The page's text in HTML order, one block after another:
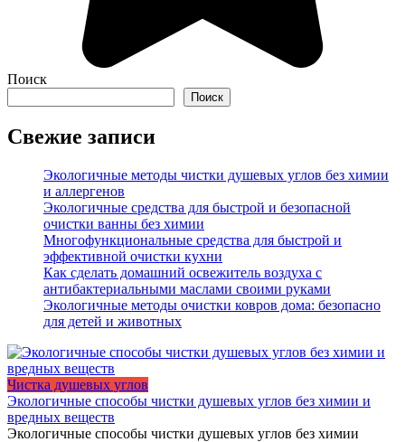
Поиск
Поиск
Свежие записи
Экологичные методы чистки душевых углов без химии
и аллергенов
Экологичные средства для быстрой и безопасной
очистки ванны без химии
Многофункциональные средства для быстрой и
эффективной очистки кухни
Как сделать домашний освежитель воздуха с
антибактериальными маслами своими руками
Экологичные методы очистки ковров дома: безопасно
для детей и животных
Чистка душевых углов
Экологичные способы чистки душевых углов без химии и
вредных веществ
Экологичные способы чистки душевых углов без химии